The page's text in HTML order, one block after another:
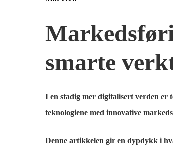
smarte
I en stadig mer digitalisert verden er
teknologiene med innovative
Denne artikkelen gir en dypdykk i